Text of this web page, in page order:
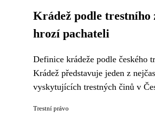
Krádež podle trestního
hrozí pachateli
Definice krádeže podle českého
Krádež představuje jeden z
vyskytujících trestných činů v
Trestní právo